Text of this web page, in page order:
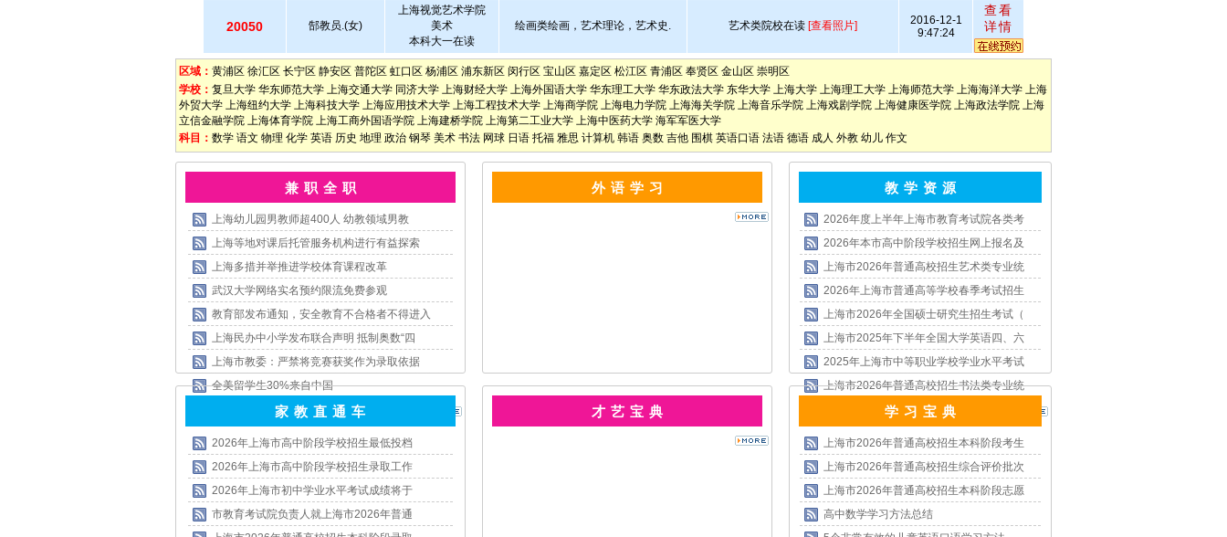
20050 郜教员.(女)
上海视觉艺术学院
美术
本科大一在读
绘画类绘画，艺术理论，艺术史. 艺术类院校在读 [查看照片]
2016-12-1
9:47:24
查看
详情
区域： 黄浦区 徐汇区 长宁区 静安区 普陀区 虹口区 杨浦区 浦东新区 闵行区 宝山区 嘉定区 松江区 青浦区 奉贤区 金山区 崇明区
学校： 复旦大学 华东师范大学 上海交通大学 同济大学 上海财经大学 上海外国语大学 华东理工大学 华东政法大学 东华大学 上海大学 上海理工大学 上海师范大学 上海海洋大学 上海
外贸大学 上海纽约大学 上海科技大学 上海应用技术大学 上海工程技术大学 上海商学院 上海电力学院 上海海关学院 上海音乐学院 上海戏剧学院 上海健康医学院 上海政法学院 上海
立信金融学院 上海体育学院 上海工商外国语学院 上海建桥学院 上海第二工业大学 上海中医药大学 海军军医大学
科目： 数学 语文 物理 化学 英语 历史 地理 政治 钢琴 美术 书法 网球 日语 托福 雅思 计算机 韩语 奥数 吉他 围棋 英语口语 法语 德语 成人 外教 幼儿 作文
兼 职 全 职
上海幼儿园男教师超400人 幼教领域男教
上海等地对课后托管服务机构进行有益探索
上海多措并举推进学校体育课程改革
武汉大学网络实名预约限流免费参观
教育部发布通知，安全教育不合格者不得进入
上海民办中小学发布联合声明 抵制奥数“四
上海市教委：严禁将竞赛获奖作为录取依据
全美留学生30%来自中国
外 语 学 习 教 学 资 源
2026年度上半年上海市教育考试院各类考
2026年本市高中阶段学校招生网上报名及
上海市2026年普通高校招生艺术类专业统
2026年上海市普通高等学校春季考试招生
上海市2026年全国硕士研究生招生考试（
上海市2025年下半年全国大学英语四、六
2025年上海市中等职业学校学业水平考试
上海市2026年普通高校招生书法类专业统
家 教 直 通 车
2026年上海市高中阶段学校招生最低投档
2026年上海市高中阶段学校招生录取工作
2026年上海市初中学业水平考试成绩将于
市教育考试院负责人就上海市2026年普通
才 艺 宝 典 学 习 宝 典
上海市2026年普通高校招生本科阶段考生
上海市2026年普通高校招生综合评价批次
上海市2026年普通高校招生本科阶段志愿
高中数学学习方法总结